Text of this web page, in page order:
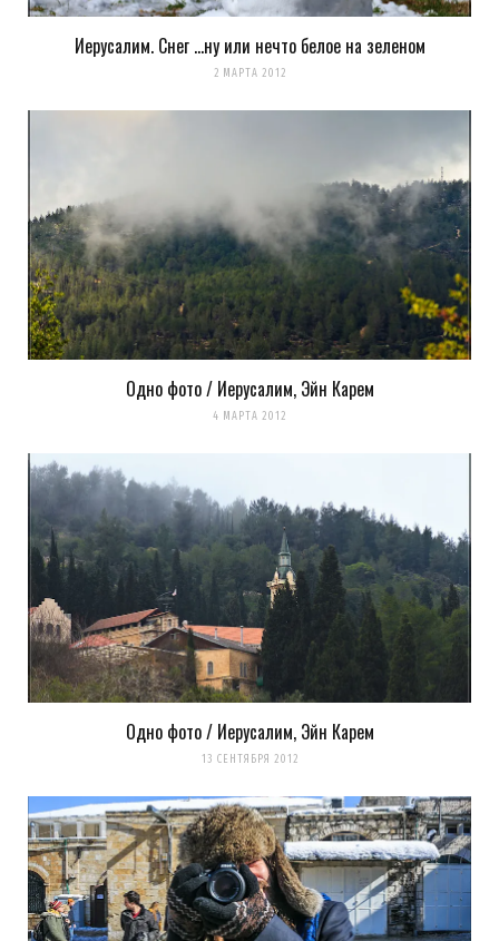
Сохранить моё имя, email и адрес сайта в этом браузере для
Оповещать о новых
комментариях. А можно простоподписаться на комментарии
Иерусалим. Снег …ну или нечто белое на зеленом
2 МАРТА 2012
Одно фото / Иерусалим, Эйн Карем
4 МАРТА 2012
Одно фото / Иерусалим, Эйн Карем
13 СЕНТЯБРЯ 2012